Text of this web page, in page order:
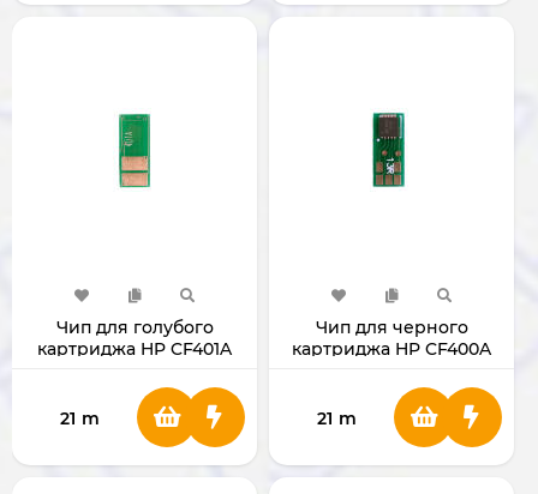
Чип для голубого
картриджа HP CF401A
21 m
Чип для черного
картриджа HP CF400A
21 m